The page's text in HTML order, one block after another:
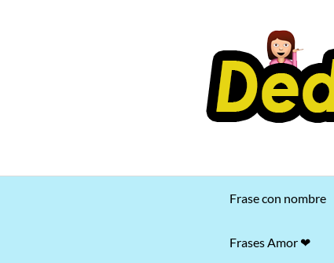
Frase con nombre
Frases Amor ❤